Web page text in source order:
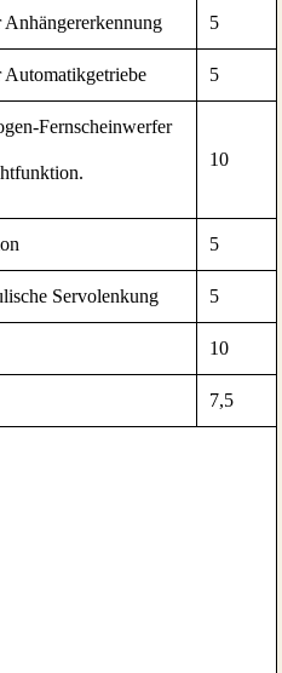
Anhängererkennung 5
Automatikgetriebe 5
Fernscheinwerfer
10
5
Servolenkung 5
10
7,5